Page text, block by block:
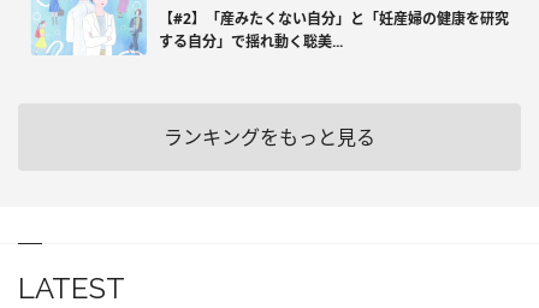
【#2】「産みたくない自分」と「妊産婦の健康を研究
する自分」で揺れ動く聡美...
ランキングをもっと見る
LATEST